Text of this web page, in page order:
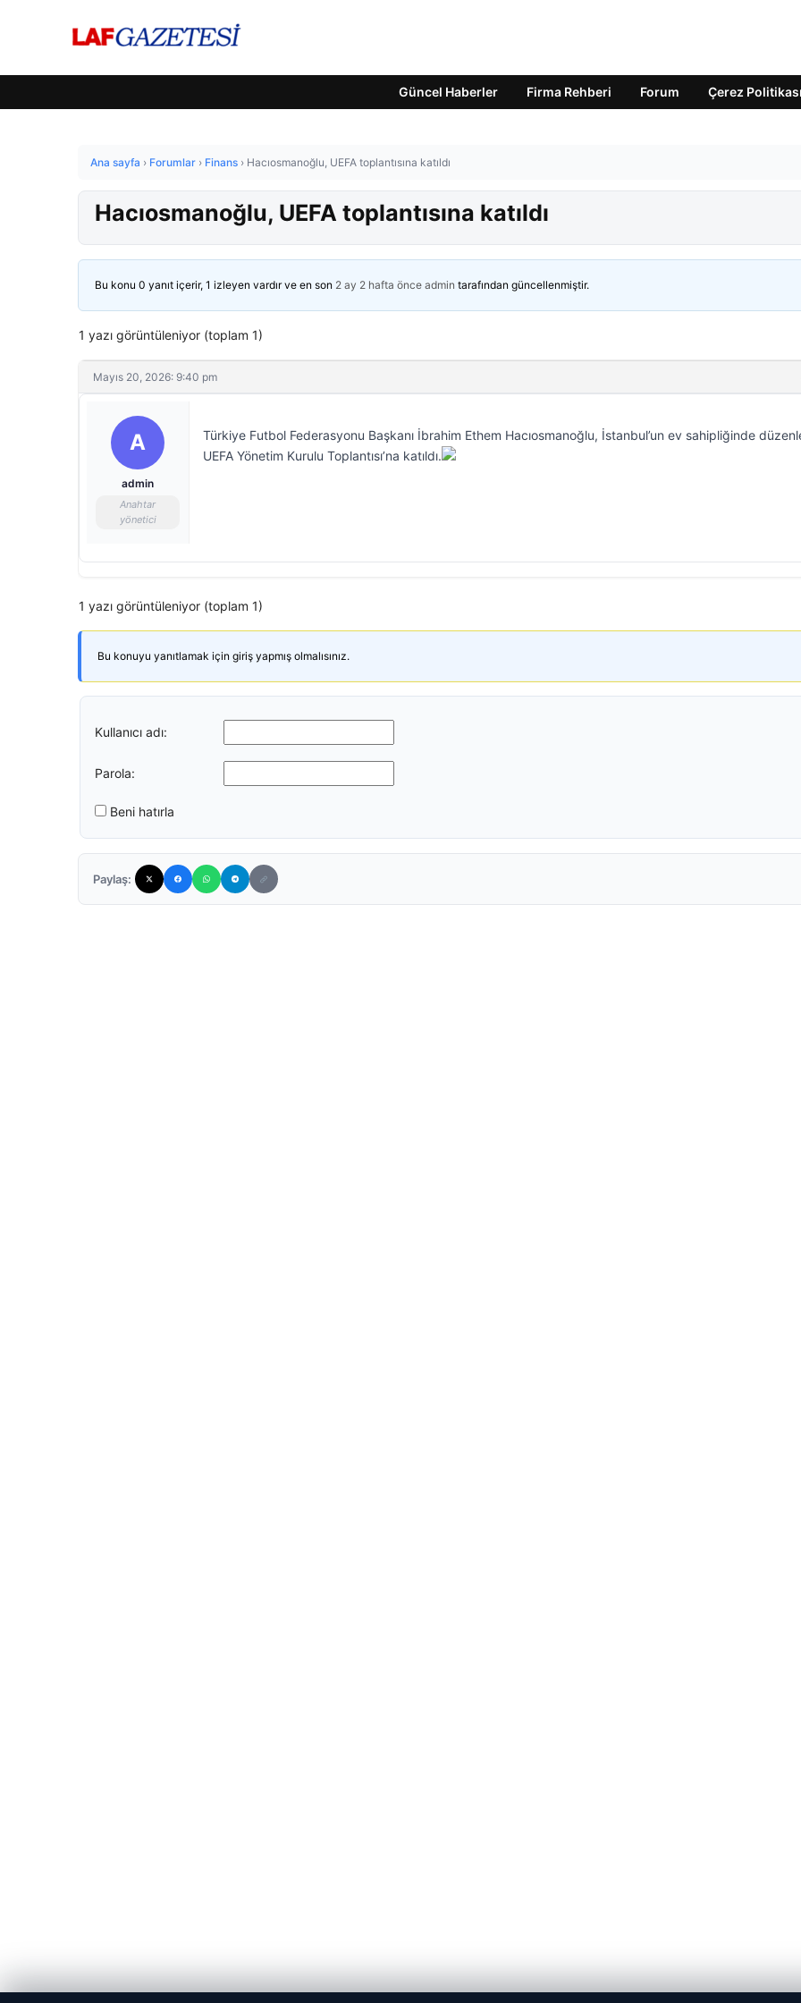
Güncel Haberler Firma Rehberi Forum Çerez Politikası
Ana sayfa › Forumlar › Finans › Hacıosmanoğlu, UEFA toplantısına katıldı
Hacıosmanoğlu, UEFA toplantısına katıldı
Bu konu 0 yanıt içerir, 1 izleyen vardır ve en son 2 ay 2 hafta önce admin tarafından güncellenmiştir.
1 yazı görüntüleniyor (toplam 1)
Mayıs 20, 2026: 9:40 pm
A
admin
Anahtar
yönetici
Türkiye Futbol Federasyonu Başkanı İbrahim Ethem Hacıosmanoğlu, İstanbul’un ev sahipliğinde
UEFA Yönetim Kurulu Toplantısı’na katıldı.
1 yazı görüntüleniyor (toplam 1)
Bu konuyu yanıtlamak için giriş yapmış olmalısınız.
Kullanıcı adı:
Parola:
Beni hatırla
Paylaş: